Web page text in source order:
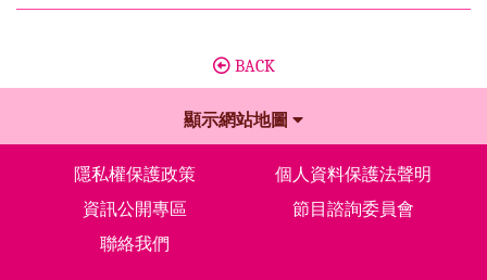
BACK
顯示網站地圖
隱私權保護政策
個人資料保護法聲明
資訊公開專區
節目諮詢委員會
聯絡我們